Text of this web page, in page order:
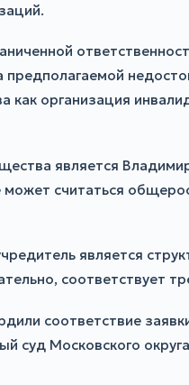
предполагаемой
организация
является
считаться
является
соответствует
соответствие
суд Московского